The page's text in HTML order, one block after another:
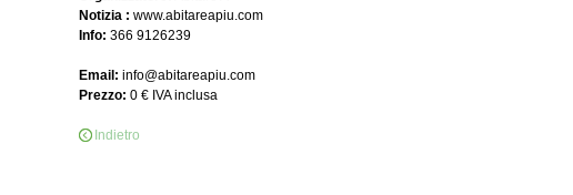
Notizia : www.abitareapiu.com
Info: 366 9126239
Email: info@abitareapiu.com
Prezzo: 0 € IVA inclusa
Indietro